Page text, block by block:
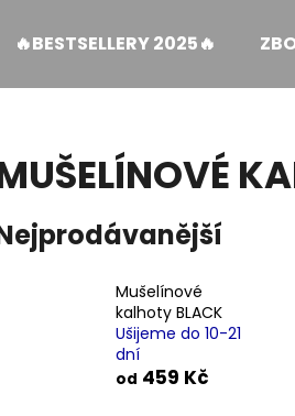
🔥BESTSELLERY 2025🔥
Mušelínové
kalhoty BLACK
Ušijeme do 10-21
dní
od 459 Kč
Doporučujeme